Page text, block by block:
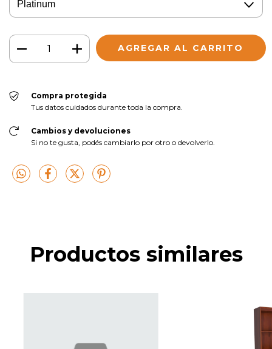
Compra protegida
Tus datos cuidados durante toda la compra.
Cambios y devoluciones
Si no te gusta, podés cambiarlo por otro o devolverlo.
Productos similares